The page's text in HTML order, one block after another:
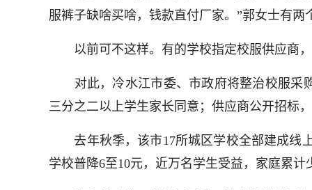
服裤子缺啥买啥，钱款直付厂家。”郭女士有
以前可不这样。有的学校指定校服供应商，
对此，冷水江市委、市政府将整治校服采
三分之二以上学生家长同意；供应商公开招标
去年秋季，该市17所城区学校全部建成线上
学校普降6至10元，近万名学生受益，家庭累计